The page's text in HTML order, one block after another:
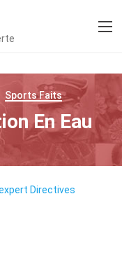
SportsFaits
En Eau
Directives